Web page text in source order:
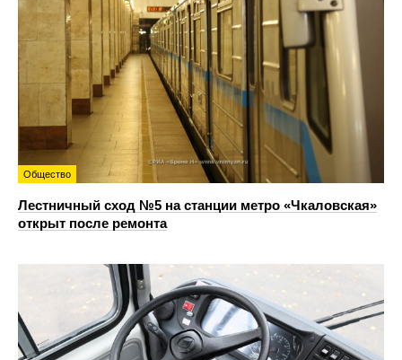
Общество
Лестничный сход №5 на станции метро «Чкаловская»
открыт после ремонта